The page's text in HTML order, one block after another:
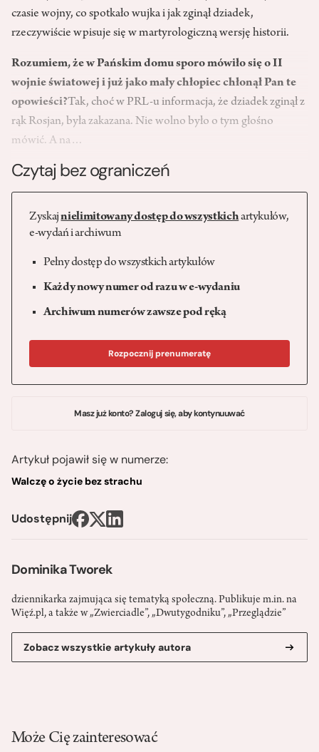
Dominika Tworek
dziennikarka zajmująca się tematyką społeczną. Publikuje m.in. na
Więź.pl, a także w „Zwierciadle”, „Dwutygodniku”, „Przeglądzie”
Zobacz wszystkie artykuły autora
czasie wojny, co spotkało wujka i jak zginął dziadek,
rzeczywiście wpisuje się w martyrologiczną wersję historii.
Rozumiem, że w Pańskim domu sporo mówiło się o II
wojnie światowej i już jako mały chłopiec chłonął Pan te
opowieści?Tak, choć w PRL­-u informacja, że dziadek zginął z
rąk Rosjan, była zakazana. Nie wolno było o tym głośno
mówić. A na…
Czytaj bez ograniczeń
Zyskajnielimitowany dostęp do wszystkichartykułów,
e-wydań i archiwum
Pełny dostęp do wszystkich artykułów
Każdy nowy numer od razu w e-wydaniu
Archiwum numerów zawsze pod ręką
Rozpocznij prenumeratę
Masz już konto? Zaloguj się, aby kontynuuwać
Artykuł pojawił się w numerze:
Walczę o życie bez strachu
Udostępnij
Może Cię zainteresować